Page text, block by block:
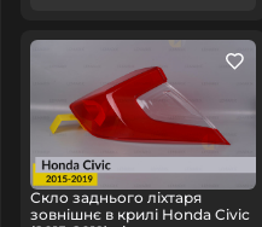
Скло заднього ліхтаря
зовнішнє в крилі Honda Civic